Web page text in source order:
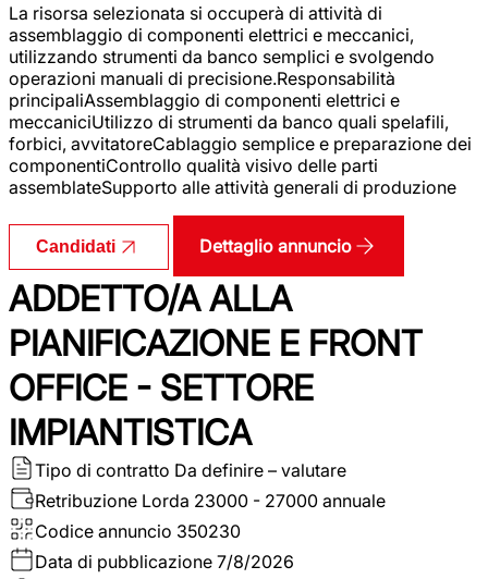
La risorsa selezionata si occuperà di attività di
assemblaggio di componenti elettrici e meccanici,
utilizzando strumenti da banco semplici e svolgendo
operazioni manuali di precisione.Responsabilità
principaliAssemblaggio di componenti elettrici e
meccaniciUtilizzo di strumenti da banco quali spelafili,
forbici, avvitatoreCablaggio semplice e preparazione dei
componentiControllo qualità visivo delle parti
assemblateSupporto alle attività generali di produzione
Candidati Dettaglio annuncio
ADDETTO/A ALLA
PIANIFICAZIONE E FRONT
OFFICE - SETTORE
IMPIANTISTICA
Tipo di contratto Da definire – valutare
Retribuzione Lorda 23000 - 27000 annuale
Codice annuncio 350230
Data di pubblicazione 7/8/2026